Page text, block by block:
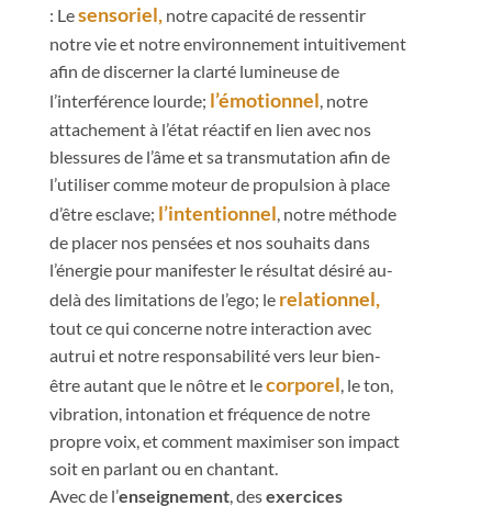
: Lesensoriel, notre capacité de ressentir
notre vie et notre environnement intuitivement
afin de discerner la clarté lumineuse de
l’interférence lourde; l’émotionnel , notre
attachement à l’état réactif en lien avec nos
blessures de l’âme et sa transmutation afin de
l’utiliser comme moteur de propulsion à place
d’être esclave; l’intentionnel , notre méthode
de placer nos pensées et nos souhaits dans
l’énergie pour manifester le résultat désiré au-
delà des limitations de l’ego; le relationnel,
tout ce qui concerne notre interaction avec
autrui et notre responsabilité vers leur bien-
être autant que le nôtre et lecorporel , le ton,
vibration, intonation et fréquence de notre
propre voix, et comment maximiser son impact
soit en parlant ou en chantant.
Avec de l’enseignement , desexercices